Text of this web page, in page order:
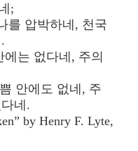
;
를 압박하네, 천국
는 없다네, 주의
안에도 없네, 주
네.
by Henry F. Lyte,